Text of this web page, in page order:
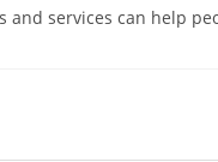
services can help